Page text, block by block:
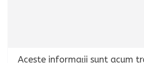
Aceste informații sunt acum